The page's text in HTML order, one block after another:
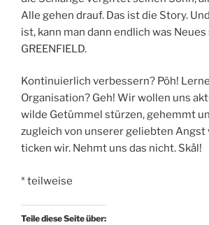
Alle gehen drauf. Das ist die Story.
ist, kann man dann endlich was
GREENFIELD.
Kontinuierlich verbessern? Pöh!
Organisation? Geh! Wir wollen uns
wilde Getümmel stürzen, gehemmt
zugleich von unserer geliebten Angst
ticken wir. Nehmt uns das nicht. Skål!
* teilweise
Teile diese Seite über: